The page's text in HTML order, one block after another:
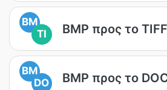
BM
TI
BMP προς το TIFF
BM
DO
BMP προς το